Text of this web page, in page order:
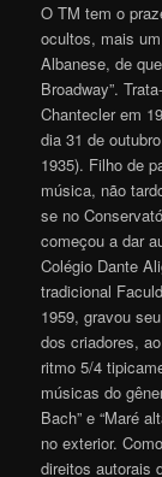
O TM tem o
ocultos, mais
Albanese, de
Broadway”.
Chantecler em
dia 31 de
1935). Filho de
música, não
se no
começou a dar
Colégio Dante
tradicional
1959, gravou
dos criadores,
ritmo 5/4
músicas do
Bach” e “Maré
no exterior.
direitos autorais